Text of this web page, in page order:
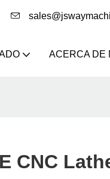
ACERCA DE
CNC